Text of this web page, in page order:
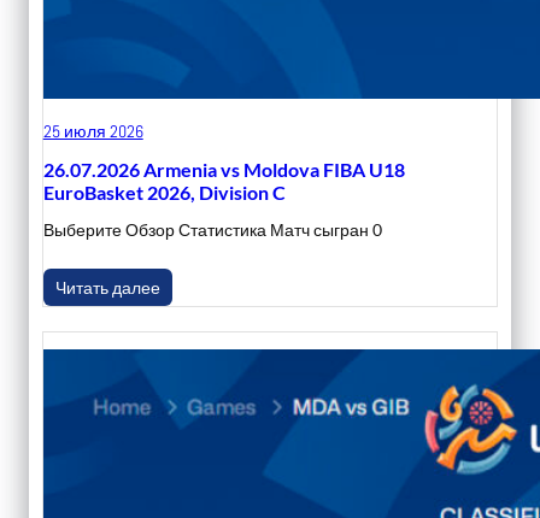
25 июля 2026
26.07.2026 Armenia vs Moldova FIBA U18
EuroBasket 2026, Division C
Выберите Обзор Статистика Матч сыгран 0
Читать далее